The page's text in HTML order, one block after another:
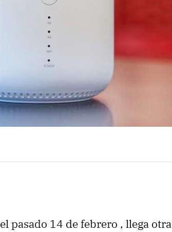
el pasado 14 de febrero , llega otra